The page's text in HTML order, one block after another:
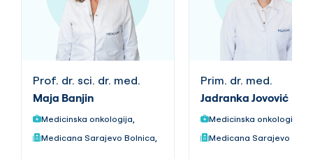
Prof. dr. sci. dr. med.
Maja Banjin
Medicinska onkologija,
Medicana Sarajevo Bolnica,
Prim. dr. med.
Jadranka Jovović
Medicinska onkologija,
Medicana Sarajevo